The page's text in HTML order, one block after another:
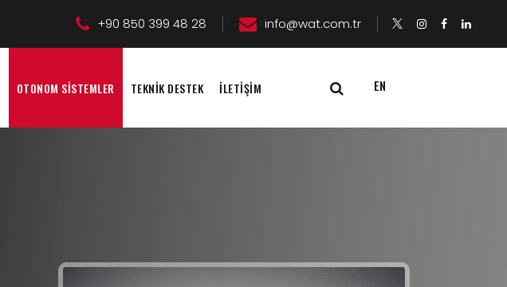
+90 850 399 48 28 info@wat.com.tr
OTONOM SİSTEMLER TEKNİK DESTEK İLETİŞİM EN